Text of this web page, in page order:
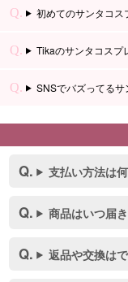
初めてのサンタコス
Tikaのサンタコスプ
SNSでバズってるサ
支払い方法は
商品はいつ届
返品や交換は